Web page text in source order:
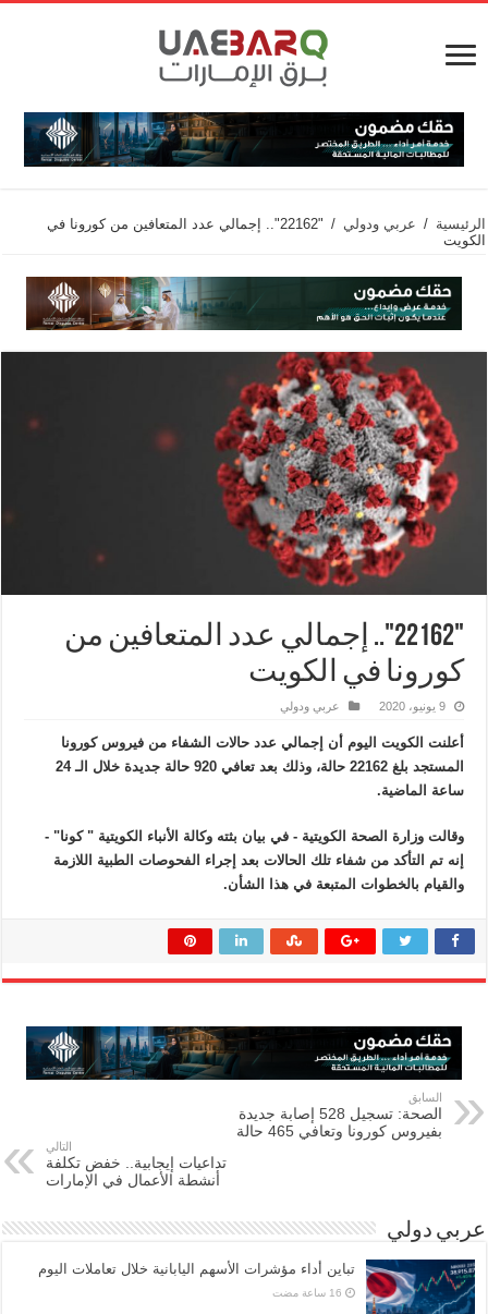
الرئيسية / عربي ودولي /
"22162".. إجمالي عدد المتعافين من كورونا في
الكويت
"22162".. إجمالي عدد المتعافين من
كورونا في الكويت
9 يونيو، 2020 عربي ودولي
أعلنت الكويت اليوم أن إجمالي عدد حالات الشفاء من فيروس كورونا
المستجد بلغ 22162 حالة، وذلك بعد تعافي 920 حالة جديدة خلال الـ 24
ساعة الماضية.
وقالت وزارة الصحة الكويتية - في بيان بثته وكالة الأنباء الكويتية " كونا" -
إنه تم التأكد من شفاء تلك الحالات بعد إجراء الفحوصات الطبية اللازمة
والقيام بالخطوات المتبعة في هذا الشأن.
السابق
الصحة: تسجيل 528 إصابة جديدة
بفيروس كورونا وتعافي 465 حالة
التالي
تداعيات إيجابية.. خفض تكلفة
أنشطة الأعمال في الإمارات
عربي دولي
تباين أداء مؤشرات الأسهم اليابانية خلال تعاملات اليوم